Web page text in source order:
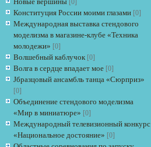
[0]
Конституция России моими глазами [0]
Международная выставка стендового
моделизма в магазине-клубе «Техника
молодежи» [0]
Волшебный каблучок [0]
Волга в сердце впадает мое [0]
Jбразцовый ансамбль танца «Сюрприз»
[0]
Объединение стендового моделизма
«Мир в миниатюре» [0]
Международный телевизионный конкурс
«Национальное достояние» [0]